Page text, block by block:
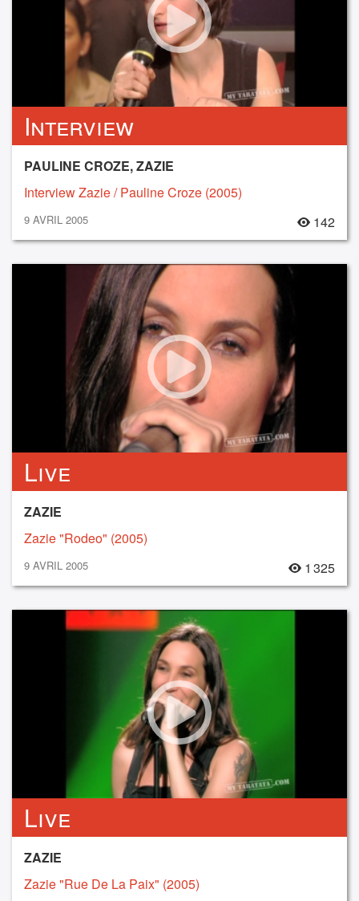
Interview
PAULINE CROZE, ZAZIE
Interview Zazie / Pauline Croze (2005)
9 AVRIL 2005 142
Live
ZAZIE
Zazie "Rodeo" (2005)
9 AVRIL 2005 1 325
Live
ZAZIE
Zazie "Rue De La Paix" (2005)